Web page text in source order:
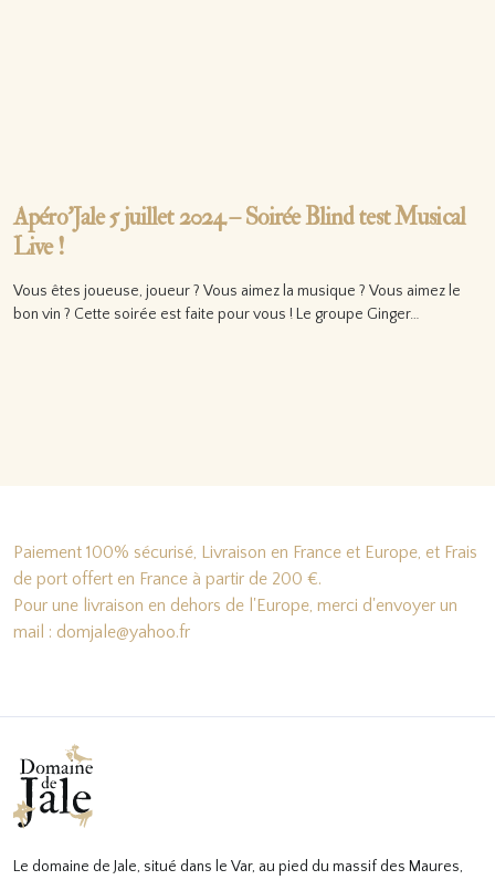
Apéro’Jale 5 juillet 2024 – Soirée Blind test Musical
Live !
Vous êtes joueuse, joueur ? Vous aimez la musique ? Vous aimez le
bon vin ? Cette soirée est faite pour vous ! Le groupe Ginger…
Paiement 100% sécurisé, Livraison en France et Europe, et Frais
de port offert en France à partir de 200 €.
Pour une livraison en dehors de l'Europe, merci d'envoyer un
mail : domjale@yahoo.fr
Le domaine de Jale, situé dans le Var, au pied du massif des Maures,